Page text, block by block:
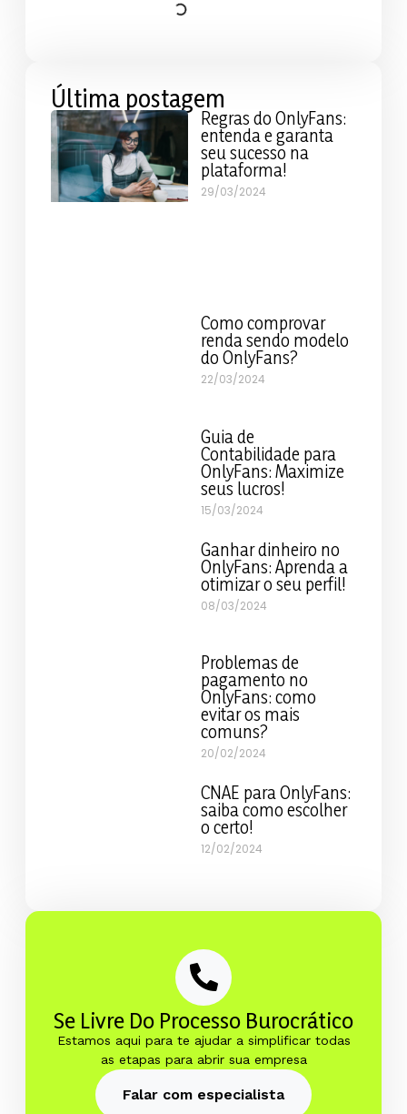
Última postagem
Regras do OnlyFans:
entenda e garanta
seu sucesso na
plataforma!
29/03/2024
Como comprovar
renda sendo modelo
do OnlyFans?
22/03/2024
Guia de
Contabilidade para
OnlyFans: Maximize
seus lucros!
15/03/2024
Ganhar dinheiro no
OnlyFans: Aprenda a
otimizar o seu perfil!
08/03/2024
Problemas de
pagamento no
OnlyFans: como
evitar os mais
comuns?
20/02/2024
CNAE para OnlyFans:
saiba como escolher
o certo!
12/02/2024
Se Livre Do Processo Burocrático
Estamos aqui para te ajudar a simplificar todas
as etapas para abrir sua empresa
Falar com especialista